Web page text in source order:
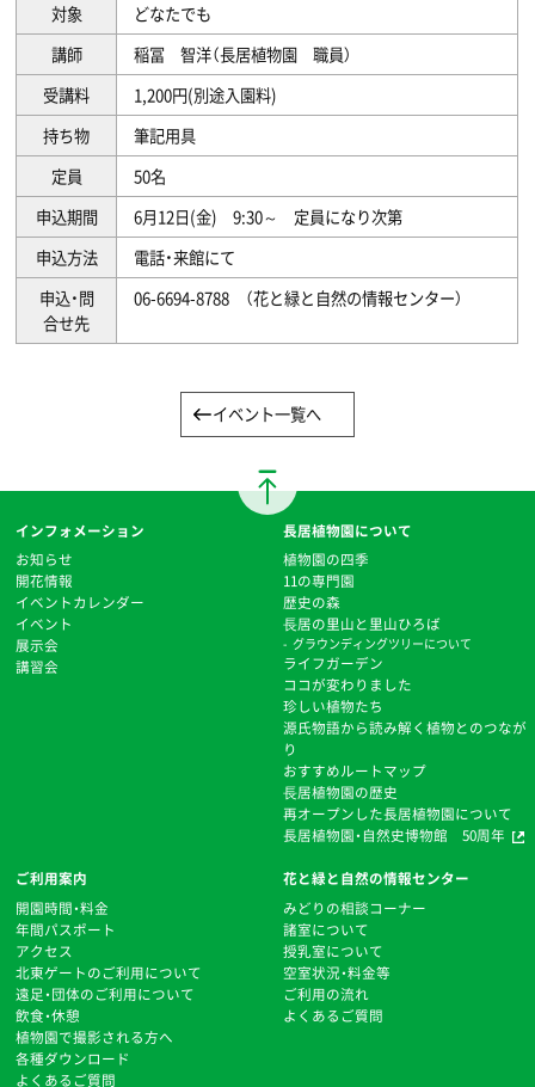
対象
どなたでも
講師
稲冨 智洋（長居植物園 職員）
受講料
1,200円(別途入園料)
持ち物
筆記用具
定員
50名
申込期間
6月12日(金) 9:30～ 定員になり次第
申込方法
電話・来館にて
申込・問
合せ先
06-6694-8788 （花と緑と自然の情報センター）
イベント一覧へ
インフォメーション
お知らせ
開花情報
イベントカレンダー
イベント
展示会
講習会
長居植物園について
植物園の四季
11の専門園
歴史の森
⻑居の里山と里山ひろば
グラウンディングツリーについて
ライフガーデン
ココが変わりました
珍しい植物たち
源氏物語から読み解く植物とのつなが
り
おすすめルートマップ
⻑居植物園の歴史
再オープンした長居植物園について
長居植物園・自然史博物館 50周年
ご利用案内
開園時間・料金
年間パスポート
アクセス
北東ゲートのご利用について
遠足・団体のご利用について
飲食・休憩
植物園で撮影される方へ
各種ダウンロード
よくあるご質問
花と緑と自然の情報センター
みどりの相談コーナー
諸室について
授乳室について
空室状況・料金等
ご利用の流れ
よくあるご質問